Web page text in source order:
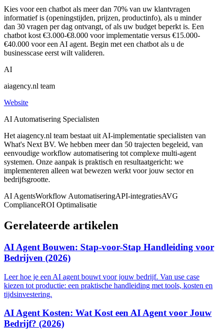
Kies voor een chatbot als meer dan 70% van uw klantvragen
informatief is (openingstijden, prijzen, productinfo), als u minder
dan 30 vragen per dag ontvangt, of als uw budget beperkt is. Een
chatbot kost €3.000-€8.000 voor implementatie versus €15.000-
€40.000 voor een AI agent. Begin met een chatbot als u de
businesscase eerst wilt valideren.
AI
aiagency.nl team
Website
AI Automatisering Specialisten
Het aiagency.nl team bestaat uit AI-implementatie specialisten van
What's Next BV. We hebben meer dan 50 trajecten begeleid, van
eenvoudige workflow automatisering tot complexe multi-agent
systemen. Onze aanpak is praktisch en resultaatgericht: we
implementeren alleen wat bewezen werkt voor jouw sector en
bedrijfsgrootte.
AI AgentsWorkflow AutomatiseringAPI-integratiesAVG
ComplianceROI Optimalisatie
Gerelateerde artikelen
AI Agent Bouwen: Stap-voor-Stap Handleiding voor
Bedrijven (2026)
Leer hoe je een AI agent bouwt voor jouw bedrijf. Van use case
kiezen tot productie: een praktische handleiding met tools, kosten en
tijdsinvestering.
AI Agent Kosten: Wat Kost een AI Agent voor Jouw
Bedrijf? (2026)